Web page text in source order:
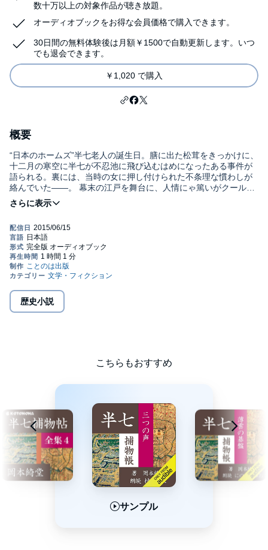
数十万以上の対象作品が聴き放題。
オーディオブックをお得な会員価格で購入できます。
30日間の無料体験後は月額￥1500で自動更新します。いつ
でも退会できます。
￥1,020 で購入
概要
“日本のホームズ”半七老人の誕生日。膳に出た松茸をきっかけに、
十二月の寒空に半七が不忍池に飛び込むはめになったある事件が
語られる。裏には、当時の女に押し付けられた不条理な慣わしが
絡んでいた――。 幕末の江戸を舞台に、人情にゃ篤いがクールな
知性派・半七親分が大活躍!・・朗読は大関雄一、豊富な舞台経験
で半七に挑みます。講談のような雰囲気の滲む半七になりまし
文には苦労した模様。さてどのへんが……(C)アイ文庫 「ことのは
出版オーディオブック作品一覧はhttp://www.kotonoha.co.jpにて」
Kotonoha
歴史小説
こちらもおすすめ
サンプル